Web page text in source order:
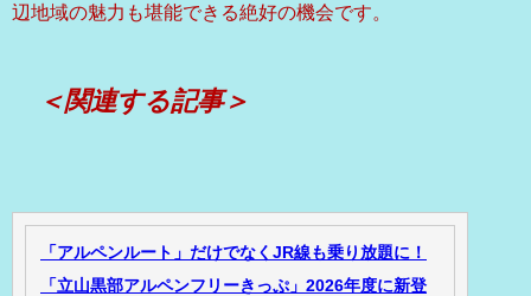
辺地域の魅力も堪能できる絶好の機会です。
＜関連する記事＞
「アルペンルート」だけでなくJR線も乗り放題に！
「立山黒部アルペンフリーきっぷ」2026年度に新登